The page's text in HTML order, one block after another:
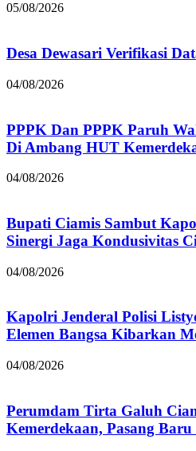
05/08/2026
Desa Dewasari Verifikasi
04/08/2026
PPPK Dan PPPK Paruh
Di Ambang HUT
04/08/2026
Bupati Ciamis Sambut
Sinergi Jaga Kondusivitas
04/08/2026
Kapolri Jenderal Polisi
Elemen Bangsa Kibarkan
04/08/2026
Perumdam Tirta Galuh
Kemerdekaan, Pasang